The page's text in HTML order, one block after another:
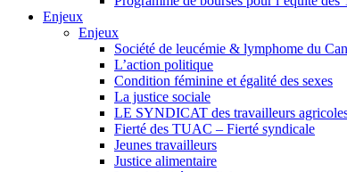
Enjeux
Enjeux
Société de leucémie & lymphome du
L’action politique
Condition féminine et égalité des sexes
La justice sociale
LE SYNDICAT des travailleurs
Fierté des TUAC – Fierté syndicale
Jeunes travailleurs
Justice alimentaire